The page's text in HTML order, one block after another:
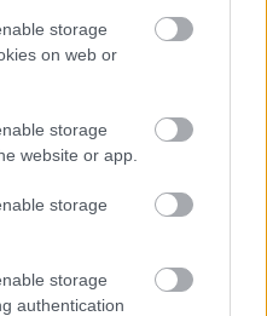
storage
on web or
storage
website or app.
storage
storage
authentication
கோழியை
அதிகம் உள்ள
சிட்ரஸ்
சாப்பிடுவது
உங்கள்
உதவும்.
உணவை இன்னும்